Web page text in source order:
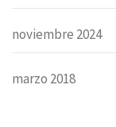
noviembre 2024
marzo 2018